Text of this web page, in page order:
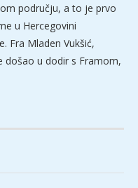
području, a to je prvo
u Hercegovini
Fra Mladen Vukšić,
došao u dodir s Framom,